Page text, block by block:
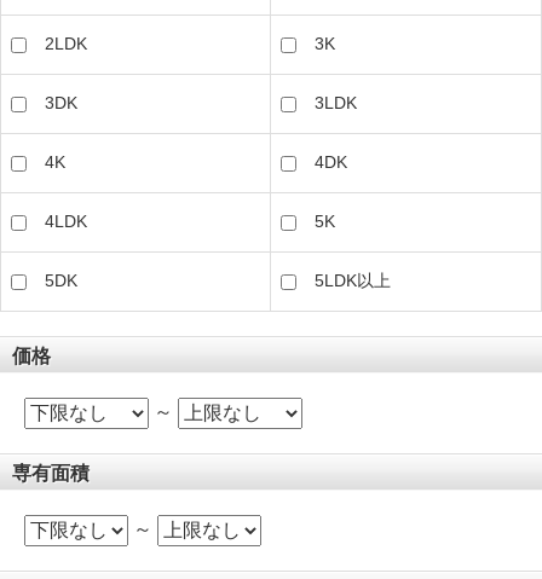
2LDK 3K
3DK 3LDK
4K 4DK
4LDK 5K
5DK 5LDK以上
価格
～
専有面積
～